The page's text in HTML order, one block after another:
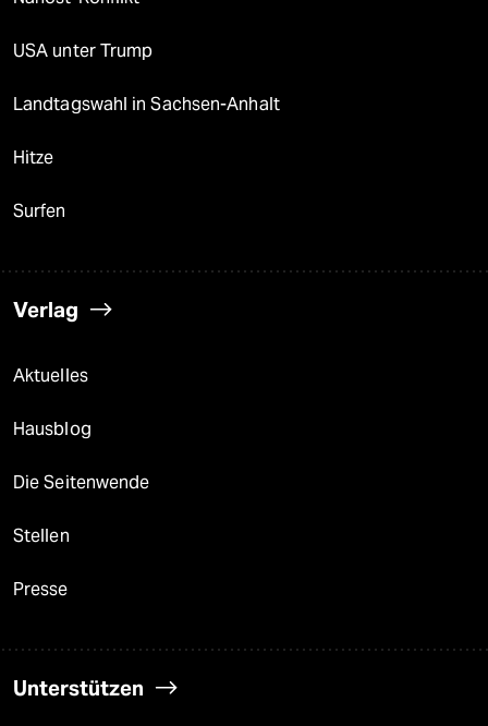
USA unter Trump
Landtagswahl in Sachsen-Anhalt
Hitze
Surfen
Verlag
Aktuelles
Hausblog
Die Seitenwende
Stellen
Presse
Unterstützen